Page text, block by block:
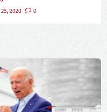
2020 0